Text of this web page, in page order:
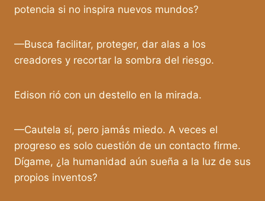
potencia si no inspira nuevos mundos?
—Busca facilitar, proteger, dar alas a los
creadores y recortar la sombra del riesgo.
Edison rió con un destello en la mirada.
—Cautela sí, pero jamás miedo. A veces el
progreso es solo cuestión de un contacto firme.
Dígame, ¿la humanidad aún sueña a la luz de sus
propios inventos?